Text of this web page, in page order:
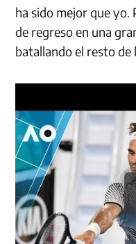
ha sido mejor que
de regreso en una
batallando el resto de